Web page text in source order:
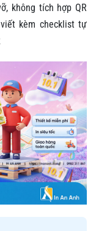
không tích hợp QR
kèm checklist tự